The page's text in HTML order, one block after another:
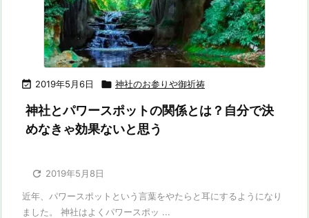
 2019年5月6日  神社のお参りや御祈祷
神社とパワースポットの関係とは？自分で決
めなきゃ効果ないと思う
 2019年5月8日
近年、パワースポットという言葉をやたらと耳にするようになり
ました。 神社はよくパワースポッ ...